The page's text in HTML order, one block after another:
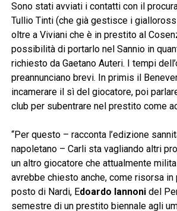
Sono stati avviati i contatti con il
Tullio Tinti (che già gestisce i
oltre a Viviani che è in prestito al
possibilità di portarlo nel Sannio in
richiesto da Gaetano Auteri. I tempi
preannunciano brevi. In primis il
incamerare il sì del giocatore, poi
club per subentrare nel prestito come
“Per questo – racconta l’edizione
napoletano – Carli sta vagliando altri
un altro giocatore che attualmente
avrebbe chiesto anche, come risorsa in
posto di Nardi, Edoardo Iannonidel
semestre di un prestito biennale agli